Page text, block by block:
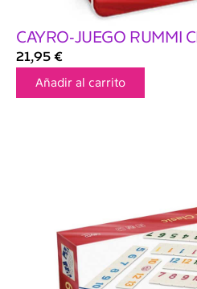
CAYRO-JUEGO RUMMI
21,95 €
Añadir al carrito